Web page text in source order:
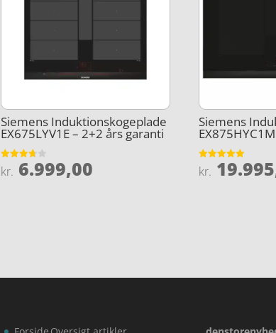
Siemens Induktionskogeplade
EX675LYV1E – 2+2 års garanti
Vurderet
3.7
kr. 6.999,00
Siemens
EX875HYC1M
Vurderet
5
kr.